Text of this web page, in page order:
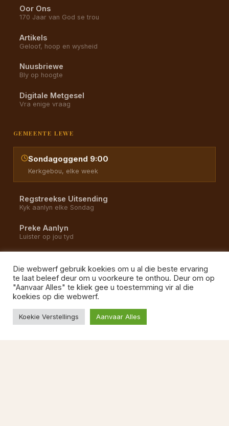
Oor Ons
170 Jaar van God se trou
Artikels
Geloof, hoop en wysheid
Nuusbriewe
Bly op hoogte
Digitale Metgesel
Vra enige vraag
GEMEENTE LEWE
Sondagoggend 9:00
Kerkgebou, elke week
Regstreekse Uitsending
Kyk aanlyn elke Sondag
Preke Aanlyn
Luister op jou tyd
Alle opnames en uitsendings
Gemeente Musiek
Luister na ons liedere
BESOEK ONS
Die webwerf gebruik koekies om u al die beste ervaring
te laat beleef deur om u voorkeure te onthou. Deur om op
"Aanvaar Alles" te kliek gee u toestemming vir al die
koekies op die webwerf.
Koekie Verstellings Aanvaar Alles